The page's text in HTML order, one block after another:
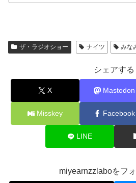
ザ・ラジオショー ナイツ みな
シェアする
X Mastodon
Misskey Facebook
LINE
miyearnzzlaboをフ